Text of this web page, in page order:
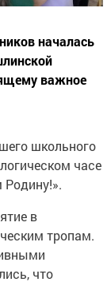
началась
важное
школьного
часе
в
тропам.
что